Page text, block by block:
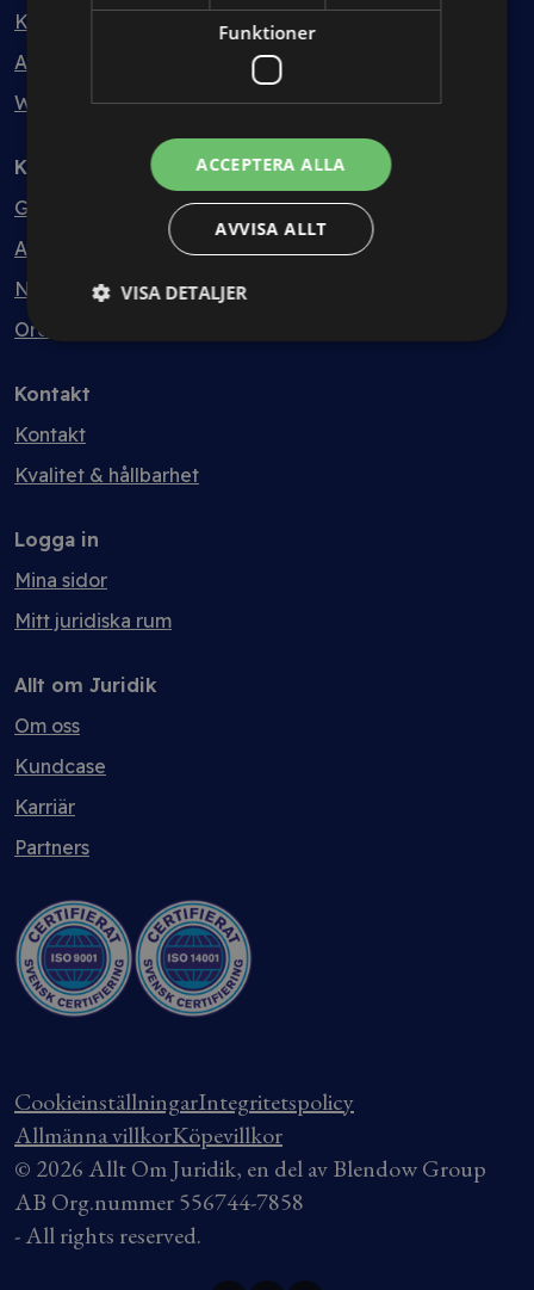
Kurspaket
Abonnemang
Webbinarium
Kunskapsbank
Guider
Avtalsmallar
Nyheter
Ordlista
Kontakt
Kontakt
Kvalitet & hållbarhet
Logga in
Mina sidor
Mitt juridiska rum
Allt om Juridik
Om oss
Kundcase
Karriär
Partners
CookieinställningarIntegritetspolicy
Allmänna villkorKöpevillkor
© 2026 Allt Om Juridik, en del av Blendow Group
AB Org.nummer 556744-7858
- All rights reserved.
Funktioner
ACCEPTERA ALLA
AVVISA ALLT
VISA DETALJER